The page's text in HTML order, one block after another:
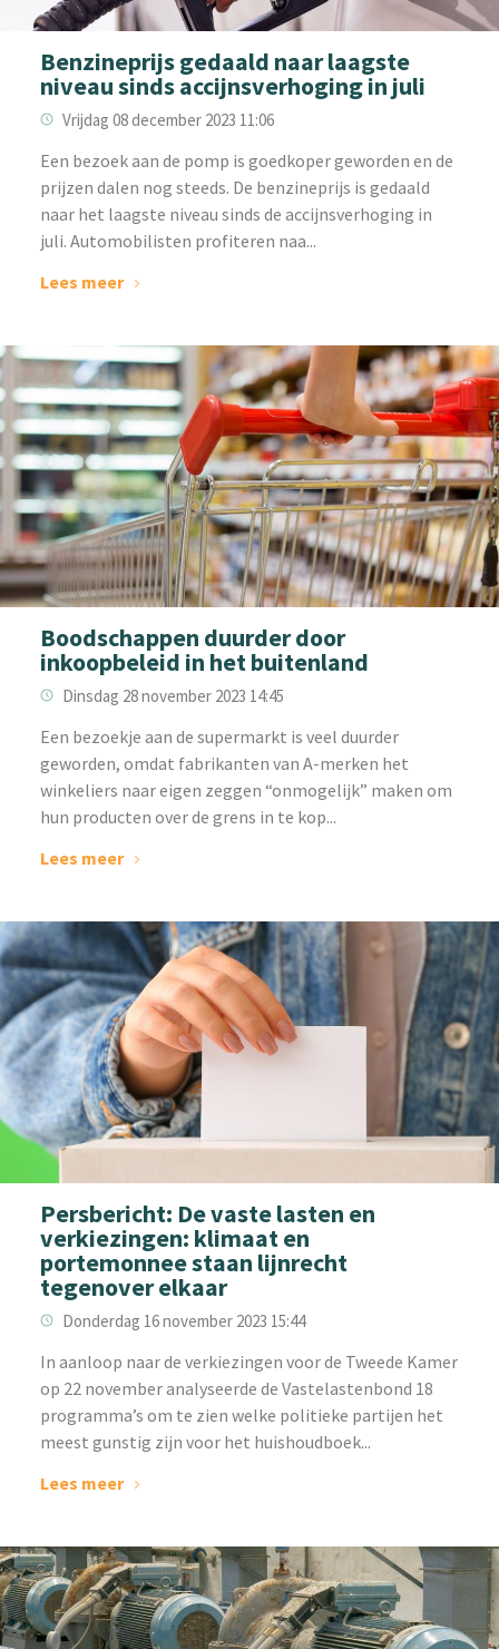
Benzineprijs gedaald naar laagste
niveau sinds accijnsverhoging in juli
Vrijdag 08 december 2023 11:06
‌Een bezoek aan de pomp is goedkoper geworden en de
prijzen dalen nog steeds. De benzineprijs is gedaald
naar het laagste niveau sinds de accijnsverhoging in
juli. Automobilisten profiteren naa...
Lees meer
Boodschappen duurder door
inkoopbeleid in het buitenland
Dinsdag 28 november 2023 14:45
‌Een bezoekje aan de supermarkt is veel duurder
geworden, omdat fabrikanten van A-merken het
winkeliers naar eigen zeggen “onmogelijk” maken om
hun producten over de grens in te kop...
Lees meer
Persbericht: De vaste lasten en
verkiezingen: klimaat en
portemonnee staan lijnrecht
tegenover elkaar
Donderdag 16 november 2023 15:44
In aanloop naar de verkiezingen voor de Tweede Kamer
op 22 november analyseerde de Vastelastenbond 18
programma’s om te zien welke politieke partijen het
meest gunstig zijn voor het huishoudboek...
Lees meer